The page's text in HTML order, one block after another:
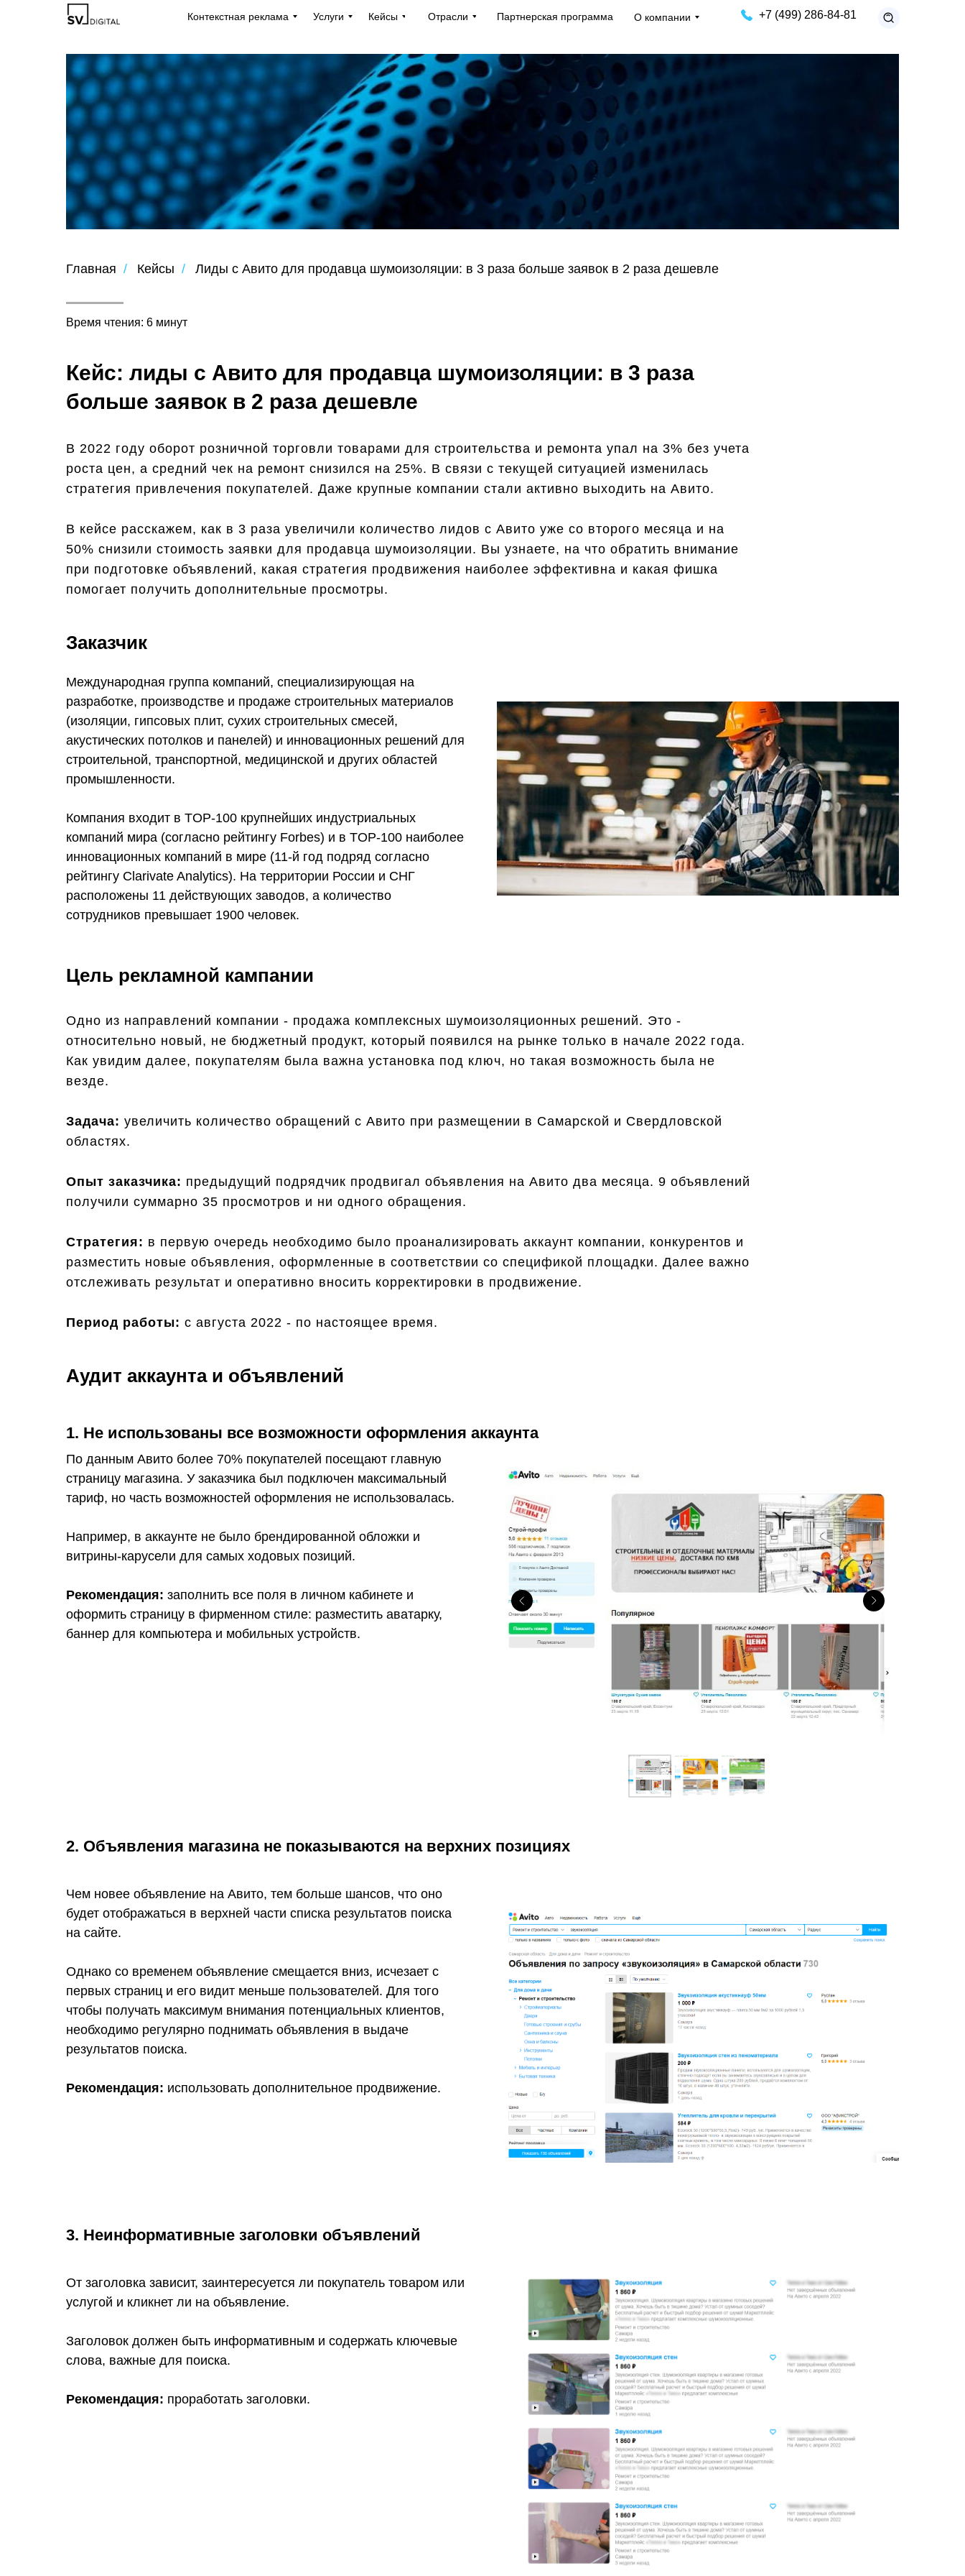
+7 (499) 286-84-81
Партнерская программа
Отрасли
Услуги Кейсы О компании
Контекстная реклама
Главная / Кейсы / Лиды с Авито для продавца шумоизоляции: в 3 раза больше заявок в 2 раза дешевле
Время чтения: 6 минут
Кейс: лиды с Авито для продавца шумоизоляции: в 3 раза
больше заявок в 2 раза дешевле
В 2022 году оборот розничной торговли товарами для строительства и ремонта упал на 3% без учета
роста цен, а средний чек на ремонт снизился на 25%. В связи с текущей ситуацией изменилась
стратегия привлечения покупателей. Даже крупные компании стали активно выходить на Авито.
В кейсе расскажем, как в 3 раза увеличили количество лидов с Авито уже со второго месяца и на
50% снизили стоимость заявки для продавца шумоизоляции. Вы узнаете, на что обратить внимание
при подготовке объявлений, какая стратегия продвижения наиболее эффективна и какая фишка
помогает получить дополнительные просмотры.
Заказчик
Международная группа компаний, специализирующая на
разработке, производстве и продаже строительных материалов
(изоляции, гипсовых плит, сухих строительных смесей,
акустических потолков и панелей) и инновационных решений для
строительной, транспортной, медицинской и других областей
промышленности.
Компания входит в TOP-100 крупнейших индустриальных
компаний мира (согласно рейтингу Forbes) и в TOP-100 наиболее
инновационных компаний в мире (11-й год подряд согласно
рейтингу Clarivate Analytics). На территории России и СНГ
расположены 11 действующих заводов, а количество
сотрудников превышает 1900 человек.
Цель рекламной кампании
Одно из направлений компании - продажа комплексных шумоизоляционных решений. Это -
относительно новый, не бюджетный продукт, который появился на рынке только в начале 2022 года.
Как увидим далее, покупателям была важна установка под ключ, но такая возможность была не
везде.
Задача: увеличить количество обращений с Авито при размещении в Самарской и Свердловской
областях.
Опыт заказчика: предыдущий подрядчик продвигал объявления на Авито два месяца. 9 объявлений
получили суммарно 35 просмотров и ни одного обращения.
Стратегия: в первую очередь необходимо было проанализировать аккаунт компании, конкурентов и
разместить новые объявления, оформленные в соответствии со спецификой площадки. Далее важно
отслеживать результат и оперативно вносить корректировки в продвижение.
Период работы: с августа 2022 - по настоящее время.
Аудит аккаунта и объявлений
1. Не использованы все возможности оформления аккаунта
По данным Авито более 70% покупателей посещают главную
страницу магазина. У заказчика был подключен максимальный
тариф, но часть возможностей оформления не использовалась.
Например, в аккаунте не было брендированной обложки и
витрины-карусели для самых ходовых позиций.
Рекомендация: заполнить все поля в личном кабинете и
оформить страницу в фирменном стиле: разместить аватарку,
баннер для компьютера и мобильных устройств.
2. Объявления магазина не показываются на верхних позициях
Чем новее объявление на Авито, тем больше шансов, что оно
будет отображаться в верхней части списка результатов поиска
на сайте.
Однако со временем объявление смещается вниз, исчезает с
первых страниц и его видит меньше пользователей. Для того
чтобы получать максимум внимания потенциальных клиентов,
необходимо регулярно поднимать объявления в выдаче
результатов поиска.
Рекомендация: использовать дополнительное продвижение.
3. Неинформативные заголовки объявлений
От заголовка зависит, заинтересуется ли покупатель товаром или
услугой и кликнет ли на объявление.
Заголовок должен быть информативным и содержать ключевые
слова, важные для поиска.
Рекомендация: проработать заголовки.